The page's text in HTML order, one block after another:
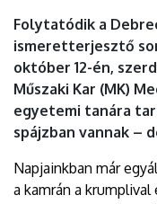
Folytatódik a
ismeretterjesztő
október 12-én,
Műszaki Kar (MK)
egyetemi tanára
spájzban vannak –
Napjainkban már
a kamrán a